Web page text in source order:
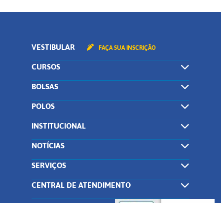
VESTIBULAR FAÇA SUA INSCRIÇÃO
CURSOS
BOLSAS
POLOS
INSTITUCIONAL
NOTÍCIAS
SERVIÇOS
CENTRAL DE ATENDIMENTO